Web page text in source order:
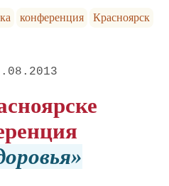
конференция
Красноярск